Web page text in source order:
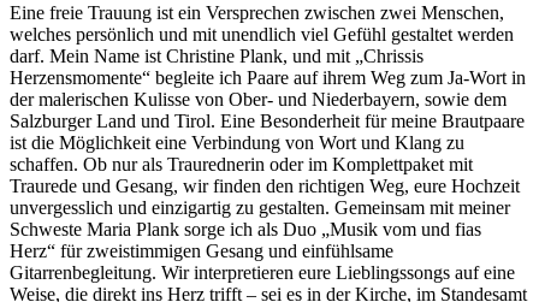
Eine freie Trauung ist ein Versprechen zwischen zwei Menschen,
welches persönlich und mit unendlich viel Gefühl gestaltet werden
darf. Mein Name ist Christine Plank, und mit „Chrissis
Herzensmomente“ begleite ich Paare auf ihrem Weg zum Ja-Wort in
der malerischen Kulisse von Ober- und Niederbayern, sowie dem
Salzburger Land und Tirol. Eine Besonderheit für meine Brautpaare
ist die Möglichkeit eine Verbindung von Wort und Klang zu
schaffen. Ob nur als Traurednerin oder im Komplettpaket mit
Traurede und Gesang, wir finden den richtigen Weg, eure Hochzeit
unvergesslich und einzigartig zu gestalten. Gemeinsam mit meiner
Schweste Maria Plank sorge ich als Duo „Musik vom und fias
Herz“ für zweistimmigen Gesang und einfühlsame
Gitarrenbegleitung. Wir interpretieren eure Lieblingssongs auf eine
Weise, die direkt ins Herz trifft – sei es in der Kirche, im Standesamt